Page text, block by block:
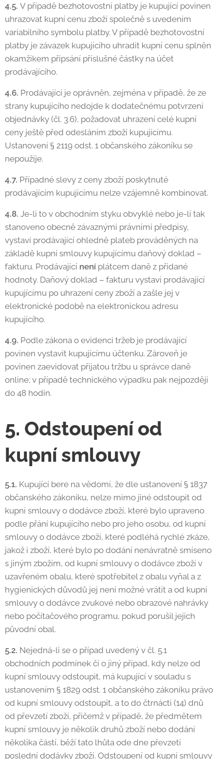
4.5. V případě bezhotovostní platby je kupující povinen
uhrazovat kupní cenu zboží společně s uvedením
variabilního symbolu platby. V případě bezhotovostní
platby je závazek kupujícího uhradit kupní cenu splněn
okamžikem připsání příslušné částky na účet
prodávajícího.
4.6. Prodávající je oprávněn, zejména v případě, že ze
strany kupujícího nedojde k dodatečnému potvrzení
objednávky (čl. 3.6), požadovat uhrazení celé kupní
ceny ještě před odesláním zboží kupujícímu.
Ustanovení § 2119 odst. 1 občanského zákoníku se
nepoužije.
4.7. Případné slevy z ceny zboží poskytnuté
prodávajícím kupujícímu nelze vzájemně kombinovat.
4.8. Je-li to v obchodním styku obvyklé nebo je-li tak
stanoveno obecně závaznými právními předpisy,
vystaví prodávající ohledně plateb prováděných na
základě kupní smlouvy kupujícímu daňový doklad –
fakturu. Prodávající není plátcem daně z přidané
hodnoty. Daňový doklad – fakturu vystaví prodávající
kupujícímu po uhrazení ceny zboží a zašle jej v
elektronické podobě na elektronickou adresu
kupujícího.
4.9. Podle zákona o evidenci tržeb je prodávající
povinen vystavit kupujícímu účtenku. Zároveň je
povinen zaevidovat přijatou tržbu u správce daně
online; v případě technického výpadku pak nejpozději
do 48 hodin.
5. Odstoupení od
kupní smlouvy
5.1. Kupující bere na vědomí, že dle ustanovení § 1837
občanského zákoníku, nelze mimo jiné odstoupit od
kupní smlouvy o dodávce zboží, které bylo upraveno
podle přání kupujícího nebo pro jeho osobu, od kupní
smlouvy o dodávce zboží, které podléhá rychlé zkáze,
jakož i zboží, které bylo po dodání nenávratně smíseno
s jiným zbožím, od kupní smlouvy o dodávce zboží v
uzavřeném obalu, které spotřebitel z obalu vyňal a z
hygienických důvodů jej není možné vrátit a od kupní
smlouvy o dodávce zvukové nebo obrazové nahrávky
nebo počítačového programu, pokud porušil jejich
původní obal.
5.2. Nejedná-li se o případ uvedený v čl. 5.1
obchodních podmínek či o jiný případ, kdy nelze od
kupní smlouvy odstoupit, má kupující v souladu s
ustanovením § 1829 odst. 1 občanského zákoníku právo
od kupní smlouvy odstoupit, a to do čtrnácti (14) dnů
od převzetí zboží, přičemž v případě, že předmětem
kupní smlouvy je několik druhů zboží nebo dodání
několika částí, běží tato lhůta ode dne převzetí
poslední dodávky zboží. Odstoupení od kupní smlouvy